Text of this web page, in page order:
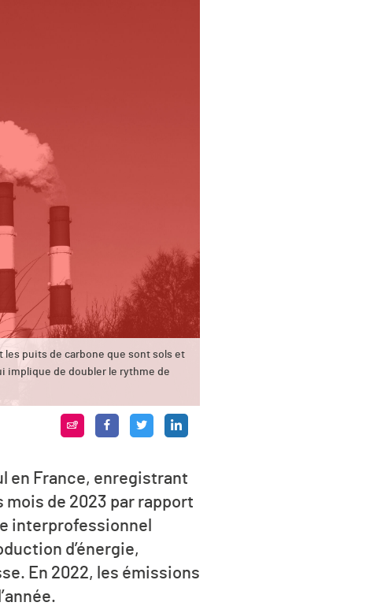
les puits de carbone que sont sols et
implique de doubler le rythme de
en France, enregistrant
mois de 2023 par rapport
interprofessionnel
d’énergie,
En 2022, les émissions